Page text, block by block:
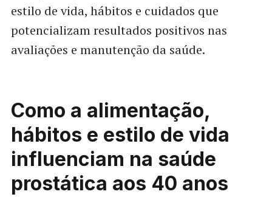
estilo de vida, hábitos e cuidados que
potencializam resultados positivos nas
avaliações e manutenção da saúde.
Como a alimentação,
hábitos e estilo de vida
influenciam na saúde
prostática aos 40 anos